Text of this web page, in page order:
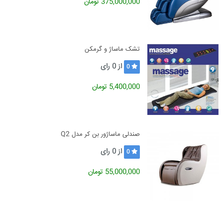
تشک ماساژ و گرمکن
0 از0 رای
5,400,000 تومان
صندلی ماساژور بن کر مدل Q2
0 از0 رای
55,000,000 تومان